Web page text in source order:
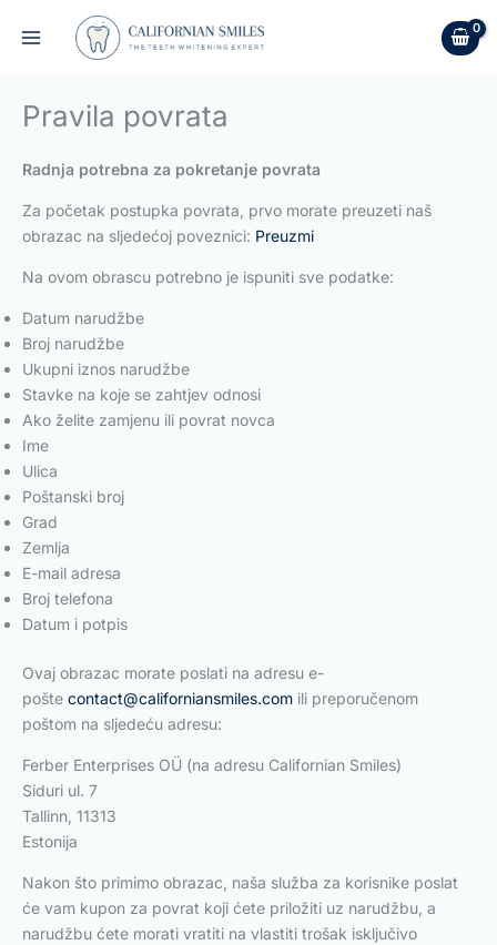
Pravila povrata
Radnja potrebna za pokretanje povrata
Za početak postupka povrata, prvo morate preuzeti naš
obrazac na sljedećoj poveznici: Preuzmi
Na ovom obrascu potrebno je ispuniti sve podatke:
Datum narudžbe
Broj narudžbe
Ukupni iznos narudžbe
Stavke na koje se zahtjev odnosi
Ako želite zamjenu ili povrat novca
Ime
Ulica
Poštanski broj
Grad
Zemlja
E-mail adresa
Broj telefona
Datum i potpis
Ovaj obrazac morate poslati na adresu e-
pošte contact@californiansmiles.com ili preporučenom
poštom na sljedeću adresu:
Ferber Enterprises OÜ (na adresu Californian Smiles)
Siduri ul. 7
Tallinn, 11313
Estonija
Nakon što primimo obrazac, naša služba za korisnike poslat
će vam kupon za povrat koji ćete priložiti uz narudžbu, a
narudžbu ćete morati vratiti na vlastiti trošak isključivo